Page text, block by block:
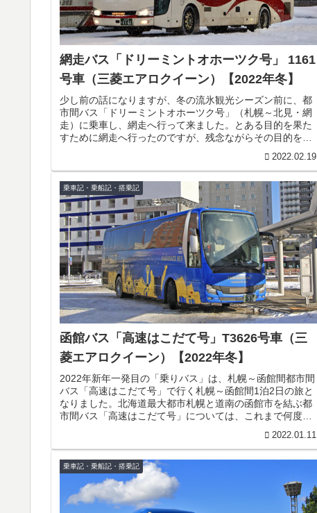
網走バス「ドリーミントオホーツク号」 1161
号車（三菱エアロクイーン）【2022年冬】
少し前の話になりますが、冬の流氷観光シーズン前に、都
市間バス「ドリーミントオホーツク号」（札幌～北見・網
走）に乗車し、網走へ行って来ました。とある目的を果た
すために網走へ行ったのですが、残念ながらその目的を果
2022.02.19
乗車記・乗船記・搭乗記
函館バス「高速はこだて号」T3626号車（三
菱エアロクイーン）【2022年冬】
2022年新年一発目の「乗りバス」は、札幌～函館間都市間
バス「高速はこだて号」で行く札幌～函館間1泊2日の旅と
なりました。北海道最大都市札幌と道南の函館市を結ぶ都
市間バス「高速はこだて号」については、これまで何度か
2022.01.11
乗車記・乗船記・搭乗記